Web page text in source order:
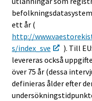
ett år (
http://
s/index_sve
). Till
levereras också
över 75 år (dessa
definieras ålder efter